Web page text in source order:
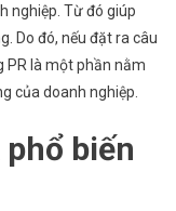
nghiệp. Từ đó giúp
Do đó, nếu đặt ra câu
PR là một phần nằm
của doanh nghiệp.
biến